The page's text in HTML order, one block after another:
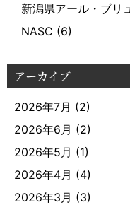
新潟県アール・ブリ
NASC (6)
アーカイブ
2026年7月 (2)
2026年6月 (2)
2026年5月 (1)
2026年4月 (4)
2026年3月 (3)